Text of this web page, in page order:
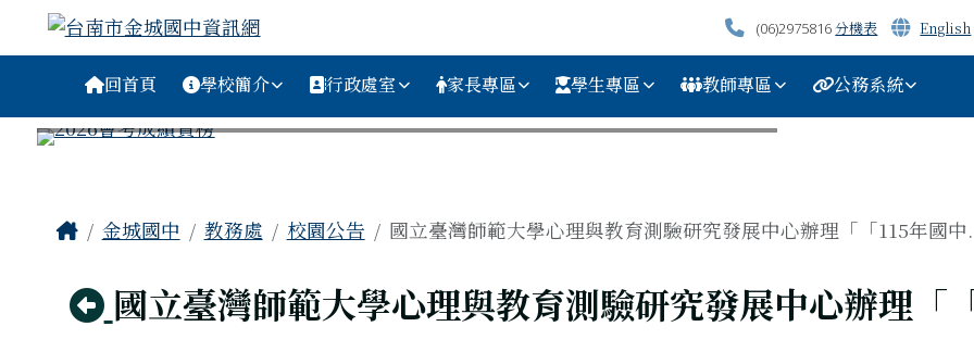
跳至主內容區
台南市金城國中資訊網 (06)2975816分機表 English
導覽列回首頁 學校簡介 行政處室 家長專區 學生專區 教師專區 公務系統
主內容區域
Home金城國中 教務處 校園公告 國立臺灣師範大學心理與教育測驗研究發展中心辦理「「115年國中
回上頁
國立臺灣師範大學心理與教育測驗研究發展中心辦理「
頁尾區域